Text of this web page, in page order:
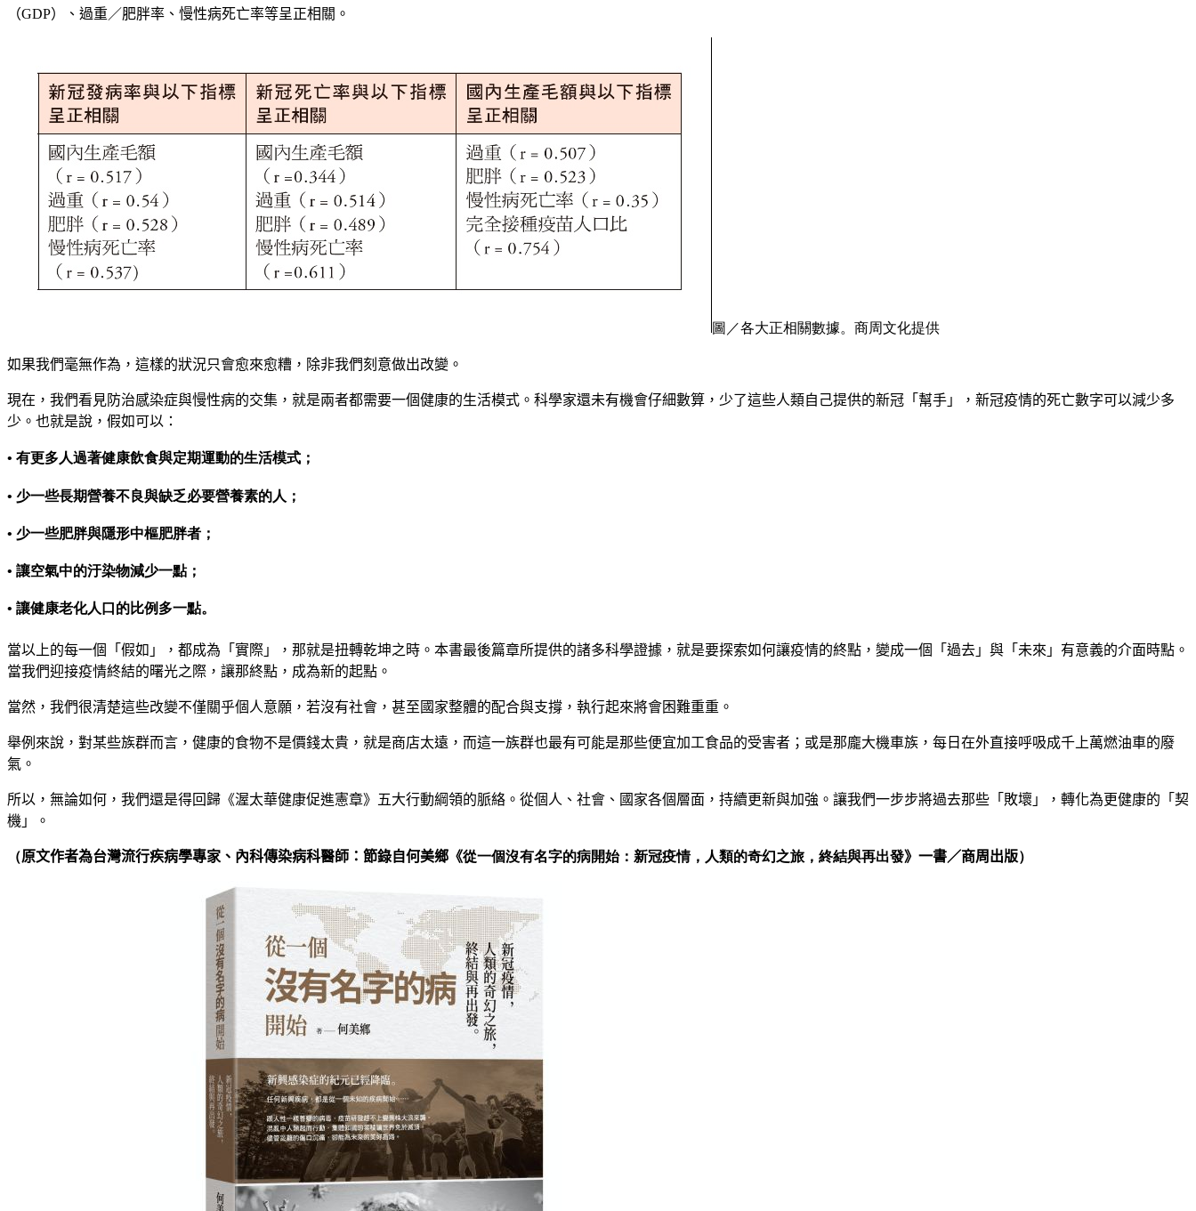
（GDP）、 過重／肥胖率 、 慢性病死亡率等呈正相關 。
圖／各大正相關數據。商周文化提供
如果我們毫無作為 ， 這樣的狀況只會愈來愈糟 ， 除非我們刻意做出改變 。
現在 ， 我們看見防治感染症與慢性病的交集 ， 就是兩者都需要一個健康的生活模式 。 科學家還未有機會仔細數算 ， 少了這些人類自己提供的新冠 「 幫手 」， 新冠疫情的死亡數字可以減少多
少 。 也就是說 ， 假如可以 ：
• 有更多人過著健康飲食與定期運動的生活模式；
• 少一些長期營養不良與缺乏必要營養素的人；
• 少一些肥胖與隱形中樞肥胖者；
• 讓空氣中的汙染物減少一點；
• 讓健康老化人口的比例多一點。
當以上的每一個 「 假如 」， 都成為 「 實際 」， 那就是扭轉乾坤之時 。 本書最後篇章所提供的諸多科學證據 ， 就是要探索如何讓疫情的終點 ， 變成一個 「 過去 」 與 「 未來 」 有意義的介面時點 。
當我們迎接疫情終結的曙光之際 ， 讓那終點 ， 成為新的起點 。
當然 ， 我們很清楚這些改變不僅關乎個人意願 ， 若沒有社會 ， 甚至國家整體的配合與支撐 ， 執行起來將會困難重重 。
舉例來說 ， 對某些族群而言 ， 健康的食物不是價錢太貴 ， 就是商店太遠 ， 而這一族群也最有可能是那些便宜加工食品的受害者 ； 或是那龐大機車族 ， 每日在外直接呼吸成千上萬燃油車的廢
氣 。
所以 ， 無論如何 ， 我們還是得回歸 《渥太華健康促進憲章》 五大行動綱領的脈絡 。 從個人 、 社會 、 國家各個層面 ， 持續更新與加強 。 讓我們一步步將過去那些 「 敗壞 」， 轉化為更健康的 「 契
機 」。
（原文作者為台灣流行疾病學專家、內科傳染病科醫師： 節錄自何美鄉 《從一個沒有名字的病開始：新冠疫情，人類的奇幻之旅，終結與再出發》 一書／商周出版）